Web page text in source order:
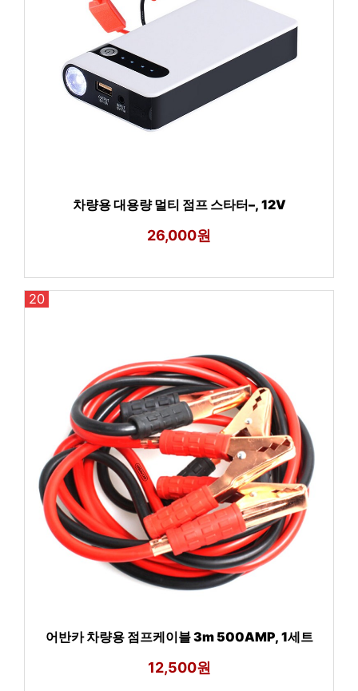
차량용 대용량 멀티 점프 스타터–, 12V
26,000원
20
어반카 차량용 점프케이블 3m 500AMP, 1세트
12,500원